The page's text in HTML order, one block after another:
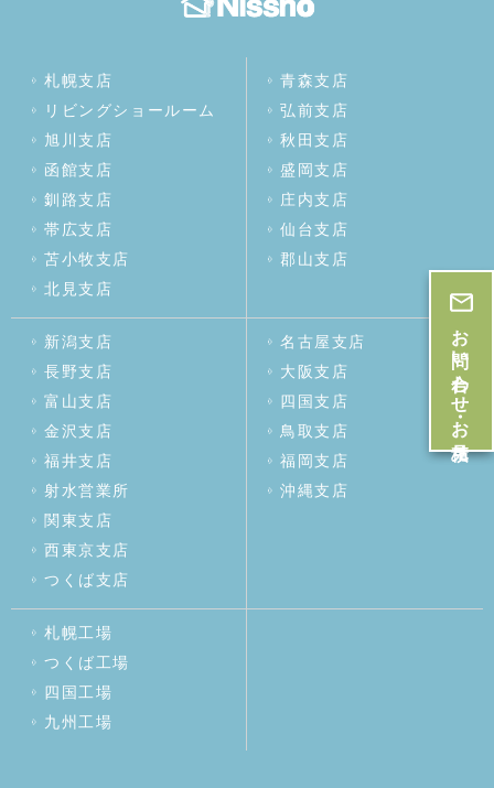
札幌支店
リビングショールーム
旭川支店
函館支店
釧路支店
帯広支店
苫小牧支店
北見支店
青森支店
弘前支店
秋田支店
盛岡支店
庄内支店
仙台支店
郡山支店
新潟支店
長野支店
富山支店
金沢支店
福井支店
射水営業所
関東支店
西東京支店
つくば支店
名古屋支店
大阪支店
四国支店
鳥取支店
福岡支店
沖縄支店
札幌工場
つくば工場
四国工場
九州工場
お問い合わせ・お見積